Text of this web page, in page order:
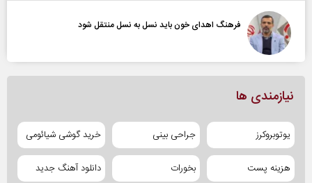
فرهنگ اهدای خون باید نسل به نسل منتقل شود
نیازمندی ها
یوتوبروکرز جراحی بینی خرید گوشی شیائومی
هزینه پست بخورات دانلود آهنگ جدید